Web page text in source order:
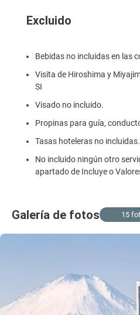
Excluido
Bebidas no incluidas en las
Visita de Hiroshima y
SI
Visado no incluido.
Propinas para guía,
Tasas hoteleras no incluidas.
No incluido ningún otro
apartado de Incluye o
Galería de fotos 15